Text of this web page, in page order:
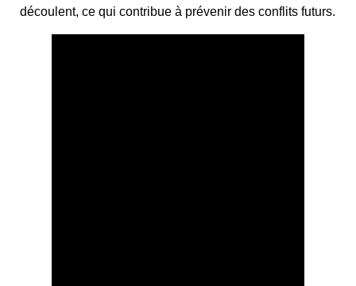
découlent, ce qui contribue à prévenir des conflits futurs.